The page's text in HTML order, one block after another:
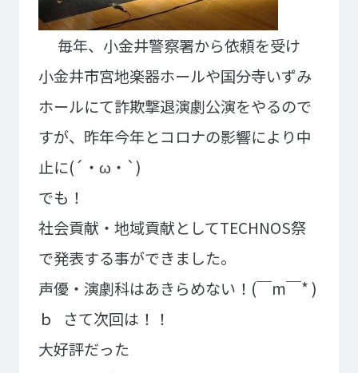
毎年、小金井警察署から依頼を受け
小金井市宮地楽器ホールや国分寺いずみ
ホールにて詐欺撃退演劇公演をやるので
すが、昨年今年とコロナの影響により中
止に(´・ω・`)
でも！
社会貢献・地域貢献としてTECHNOS祭
で発表する事ができました。
声優・演劇科はあきらめない！(￣m￣* )
ｂ
さて次回は！！
大好評だった